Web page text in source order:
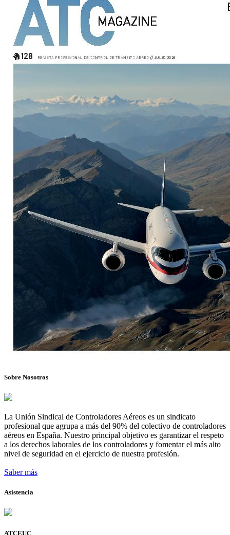
Sobre Nosotros
La Unión Sindical de Controladores Aéreos es un sindicato
profesional que agrupa a más del 90% del colectivo de controladores
aéreos en España. Nuestro principal objetivo es garantizar el respeto
a los derechos laborales de los controladores y fomentar el más alto
nivel de seguridad en el ejercicio de nuestra profesión.
Saber más
Asistencia
ATCEUC